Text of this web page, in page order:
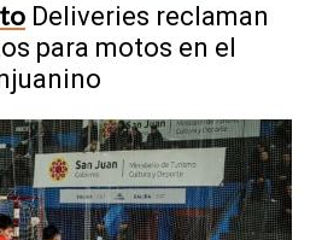
Deliveries reclaman
para motos en el